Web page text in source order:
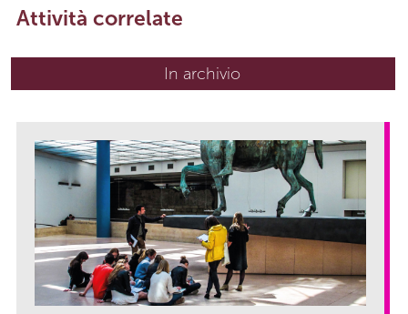
Attività correlate
In archivio